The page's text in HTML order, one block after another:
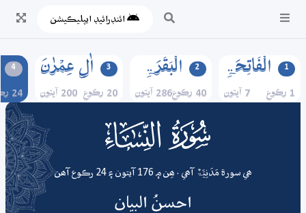
ائنڊرائيڊ ايپليڪيشن
1 الۡفَاتِحَۃِ
1 رڪوع 7 آيتون
2 الۡبَقَرَۃِ
40 رڪوع 286 آيتون
3 اٰلِ عِمۡرٰنَ
20 رڪوع 200 آيتون
4
24 رڪوع
004 surah
ھي سورة مَدَنِیَّۃٌ آھي . ھِن ۾ 176 آيتون ۽ 24 رڪوع آھن
احسنُ البيان